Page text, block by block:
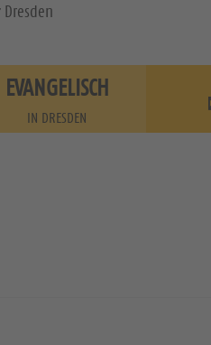
Dresden
EVANGELISCH
IN DRESDEN